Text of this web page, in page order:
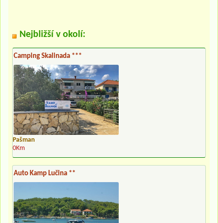
Nejbližší v okolí:
Camping Skalinada ***
Pašman
0Km
Auto Kamp Lučina **